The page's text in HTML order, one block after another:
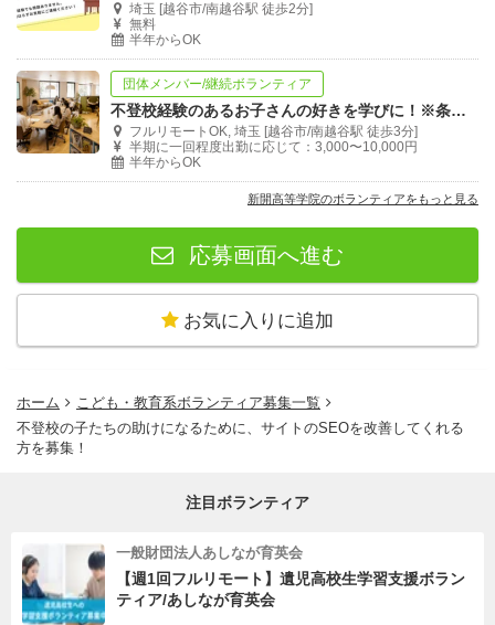
埼玉 [越谷市/南越谷駅 徒歩2分]
無料
半年からOK
団体メンバー/継続ボランティア
不登校経験のあるお子さんの好きを学びに！※条件を読んでからご応募をお願いします。
フルリモートOK, 埼玉 [越谷市/南越谷駅 徒歩3分]
半期に一回程度出勤に応じて：3,000〜10,000円
半年からOK
新開高等学院のボランティアをもっと見る
応募画面へ進む
お気に入りに追加
ホーム
こども・教育系ボランティア募集一覧
不登校の子たちの助けになるために、サイトのSEOを改善してくれる
方を募集！
注目ボランティア
一般財団法人あしなが育英会
【週1回フルリモート】遺児高校生学習支援ボラン
ティア/あしなが育英会